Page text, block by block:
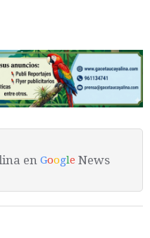
en Google News